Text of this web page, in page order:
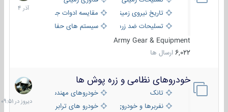
تاریخ نیروی زمینی
مقایسه ادوات جنگی
تسلیحات ضد زره
سیستم های حفاظت فعال
Army Gear & Equipment
6,022 ارسال ها
1404
خودروهای نظامی و زره پوش ها
تانک
خودروهای مهندسی
نفربرها و خودروی های رزمی پیاده نظام
خودرو های ترابری نظامی
دیروز
در
09:51